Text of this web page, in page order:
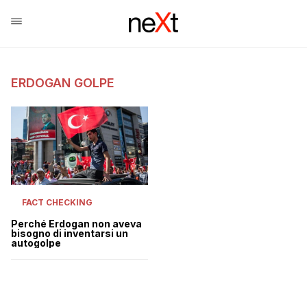
ERDOGAN GOLPE
FACT CHECKING
Perché Erdogan non aveva
bisogno di inventarsi un
autogolpe